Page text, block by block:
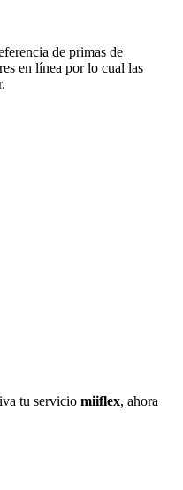
de primas de
en línea por lo cual las
tu servicio miiflex, ahora